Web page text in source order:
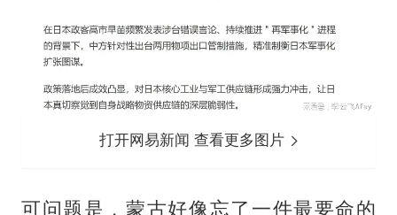
打开网易新闻 查看更多图片
可问题是，蒙古好像忘了一件最要命的